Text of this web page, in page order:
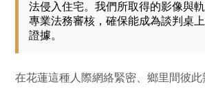
法侵入住宅。我們所取得的影像與
專業法務審核，確保能成為談判桌
證據。
在花蓮這種人際網絡緊密、鄉里間彼